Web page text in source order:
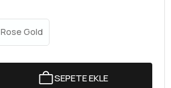
Rose Gold
SEPETE EKLE